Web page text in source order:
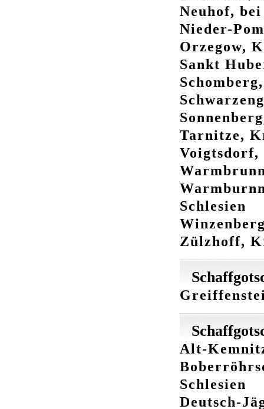
Neuhof,
Nieder-
Orzegow,
Sankt
Tarnitze,
Voigtsdorf,
Schlesien
Zülzhoff,
Alt-
Schlesien
Deutsch-